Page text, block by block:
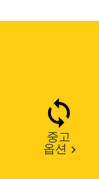
중고
옵션